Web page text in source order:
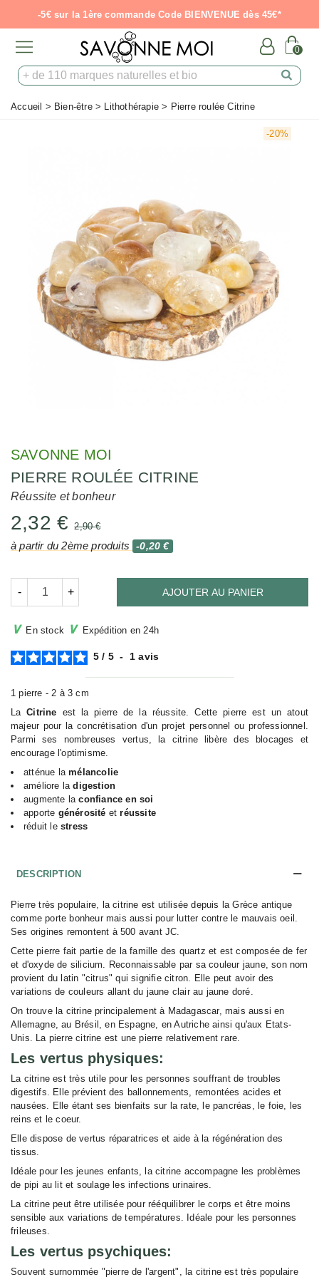
-5€ sur la 1ère commande Code BIENVENUE dès 45€*
0
Accueil > Bien-être > Lithothérapie > Pierre roulée Citrine
-20%
SAVONNE MOI
PIERRE ROULÉE CITRINE
Réussite et bonheur
2,32 € 2,90 €
à partir du 2ème produits -0,20 €
- + AJOUTER AU PANIER
∨ En stock ∨ Expédition en 24h
5 / 5 - 1avis
1 pierre - 2 à 3 cm
LaCitrine est la pierre de la réussite. Cette pierre est un atout
majeur pour la concrétisation d'un projet personnel ou professionnel.
Parmi ses nombreuses vertus, la citrine libère des blocages et
encourage l'optimisme.
atténue lamélancolie
améliore ladigestion
augmente laconfiance en soi
apporte générosité etréussite
réduit le stress
DESCRIPTION
Pierre très populaire, la citrine est utilisée depuis la Grèce antique
comme porte bonheur mais aussi pour lutter contre le mauvais oeil.
Ses origines remontent à 500 avant JC.
Cette pierre fait partie de la famille des quartz et est composée de fer
et d'oxyde de silicium. Reconnaissable par sa couleur jaune, son nom
provient du latin "citrus" qui signifie citron. Elle peut avoir des
variations de couleurs allant du jaune clair au jaune doré.
On trouve la citrine principalement à Madagascar, mais aussi en
Allemagne, au Brésil, en Espagne, en Autriche ainsi qu'aux Etats-
Unis. La pierre citrine est une pierre relativement rare.
Les vertus physiques:
La citrine est très utile pour les personnes souffrant de troubles
digestifs. Elle prévient des ballonnements, remontées acides et
nausées. Elle étant ses bienfaits sur la rate, le pancréas, le foie, les
reins et le coeur.
Elle dispose de vertus réparatrices et aide à la régénération des
tissus.
Idéale pour les jeunes enfants, la citrine accompagne les problèmes
de pipi au lit et soulage les infections urinaires.
La citrine peut être utilisée pour rééquilibrer le corps et être moins
sensible aux variations de températures. Idéale pour les personnes
frileuses.
Les vertus psychiques:
Souvent surnommée "pierre de l'argent", la citrine est très populaire